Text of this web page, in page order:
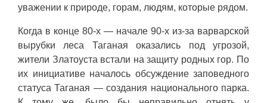
уважении к природе, горам, людям, которые рядом.
Когда в конце 80-х — начале 90-х из-за варварской
вырубки леса Таганая оказались под угрозой,
жители Златоуста встали на защиту родных гор. По
их инициативе началось обсуждение заповедного
статуса Таганая — создания национального парка.